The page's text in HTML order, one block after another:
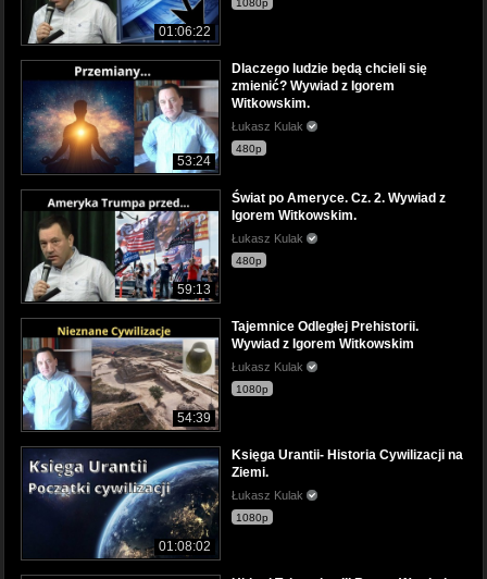
01:06:22
1080p
53:24
Dlaczego ludzie będą chcieli się
zmienić? Wywiad z Igorem
Witkowskim.
Łukasz Kulak
480p
59:13
Świat po Ameryce. Cz. 2. Wywiad z
Igorem Witkowskim.
Łukasz Kulak
480p
54:39
Tajemnice Odległej Prehistorii.
Wywiad z Igorem Witkowskim
Łukasz Kulak
1080p
01:08:02
Księga Urantii- Historia Cywilizacji na
Ziemi.
Łukasz Kulak
1080p